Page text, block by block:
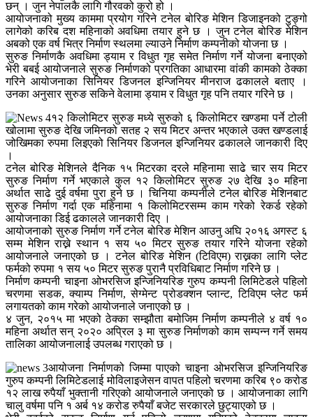
छन् । जुन नेपालकै लागि गौरवको कुरो हो ।
आयोजनाको मुख्य काममा प्रयोग गरिने टनेल बोरिङ मेशिन डिजाइनको टुङ्गो
लागेको करिब दश महिनाको अवधिमा तयार हुने छ । जुन टनेल बोरिङ मेशिन
अबको एक वर्ष भित्र निर्माण स्थलमा ल्याउने निर्माण कम्पनीको योजना छ ।
सुरुङ निर्माणकै अवधिमा ड्याम र विधुत गृह समेत निर्माण गर्ने योजना बनाएको
भेरी बबई आयोजनाले सुरुङ निर्माणको प्रगतिका आधारमा वांकी कामको ठेक्का
गरिने आयोजनाका सिनियर डिजनल इन्जिनियर मीनराज ढकालले बताए ।
उनका अनुसार सुरुङ सकिने वेलामा ड्याम र विधुत गृह पनि तयार गरिने छ ।
१२ किलोमिटर सुरुङ मध्ये सुरुको ६ किलोमिटर खण्डमा पर्ने टोली
खोलामा सुरुङ देखि जमिनको सतह २ सय मिटर अन्तर भएकाले उक्त खण्डलाई
जोखिमका रुपमा लिइएको सिनियर डिजनल इन्जिनियर ढकालले जानकारी दिए
।
टनेल बोरिङ मेशिनले दैनिक १५ मिटरका दरले महिनामा साढे चार सय मिटर
सुरुङ निर्माण गर्ने भएकाले कुल १२ किलोमिटर सुरुङ २७ देखि ३० महिना
अर्थात साढे दुई वर्षमा पुरा हुने छ । चिनिया कम्पनीले टनेल बोरिङ मेशिनबाट
सुरुङ निर्माण गर्दा एक महिनामा १ किलोमिटरसम्म काम गरेको रेकर्ड रहेको
आयोजनाका डिई ढकालले जानकारी दिए ।
आयोजनाको सुरुङ निर्माण गर्ने टनेल बोरिङ मेशिन आउनु अघि २०१६ अगस्ट ६
सम्म मेशिन राख्ने स्थान १ सय ५० मिटर सुरुङ तयार गरिने योजना रहेको
आयोजनाले जनाएको छ । टनेल बोरिङ मेशिन (टिविएम) राख्नका लागि प्लेट
फर्मको रुपमा १ सय ५० मिटर सुरुङ पुरानै प्रविधिबाट निर्माण गरिने छ ।
निर्माण कम्पनी चाइना ओभरसिज इन्जिनियरिङ गुरुप कम्पनी लिमिटेडले पहिलो
चरणमा सडक, क्याम्प निर्माण, सेग्मेन्ट प्रोडक्शन प्लान्ट, टिविएम प्लेट फर्म
लगायतको काम गरेको आयोजनाले जनाएको छ ।
४ जुन, २०१५ मा भएको ठेक्का सम्झौता बमोजिम निर्माण कम्पनीले ४ वर्ष १०
महिना अर्थात सन् २०२० अप्रिल ३ मा सुरुङ निर्माणको काम सम्पन्न गर्ने समय
तालिका आयोजनालाई उपलब्ध गराएको छ ।
आयोजना निर्माणको जिम्मा पाएको चाइना ओभरसिज इन्जिनियरिङ
गुरुप कम्पनी लिमिटेडलाई मोविलाइजेसन वापत पहिलो चरणमा करिब ९० करोड
१२ लाख रुपैयाँ भुक्तानी गरिएको आयोजनाले जनाएको छ । आयोजनाका लागि
चालु वर्षमा पनि १ अर्ब १४ करोड रुपैयाँ बजेट सरकारले छुट्याएको छ ।